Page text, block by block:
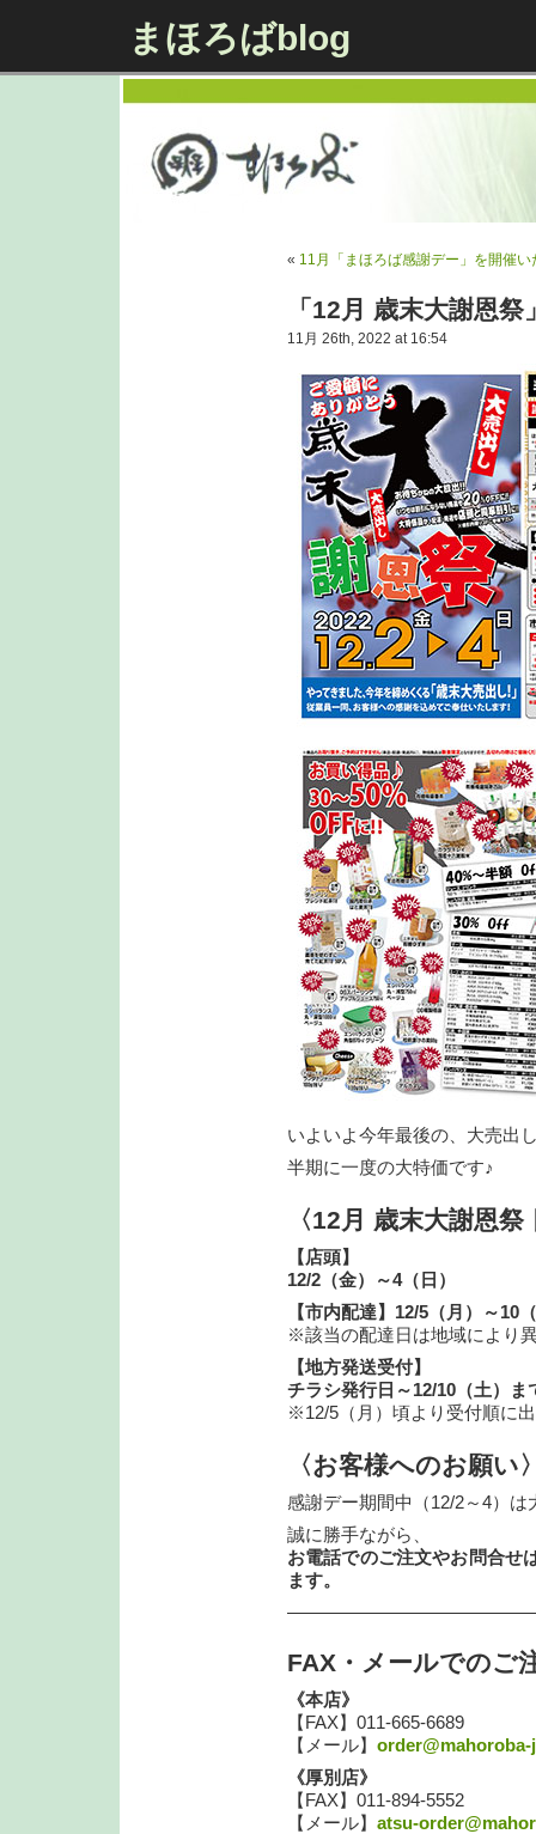
まほろばblog
« 11月「まほろば感謝デー」を開催い
「12月 歳末大謝恩
11月 26th, 2022 at 16:54
いよいよ今年最後の、大売出
半期に一度の大特価です♪
〈12月 歳末大謝恩祭
【店頭】
12/2（金）～4（日）
【市内配達】12/5（月）～10
※該当の配達日は地域により
【地方発送受付】
チラシ発行日～12/10（土）ま
※12/5（月）頃より受付順に
〈お客様へのお願い
感謝デー期間中（12/2～4）
誠に勝手ながら、
お電話でのご注文やお問合せ
ます。
FAX・メールでのご
《本店》
【FAX】011-665-6689
【メール】 order@mahoroba-
《厚別店》
【FAX】011-894-5552
【メール】 atsu-